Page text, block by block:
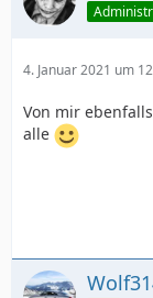
4. Januar 2021 um
Von mir
alle